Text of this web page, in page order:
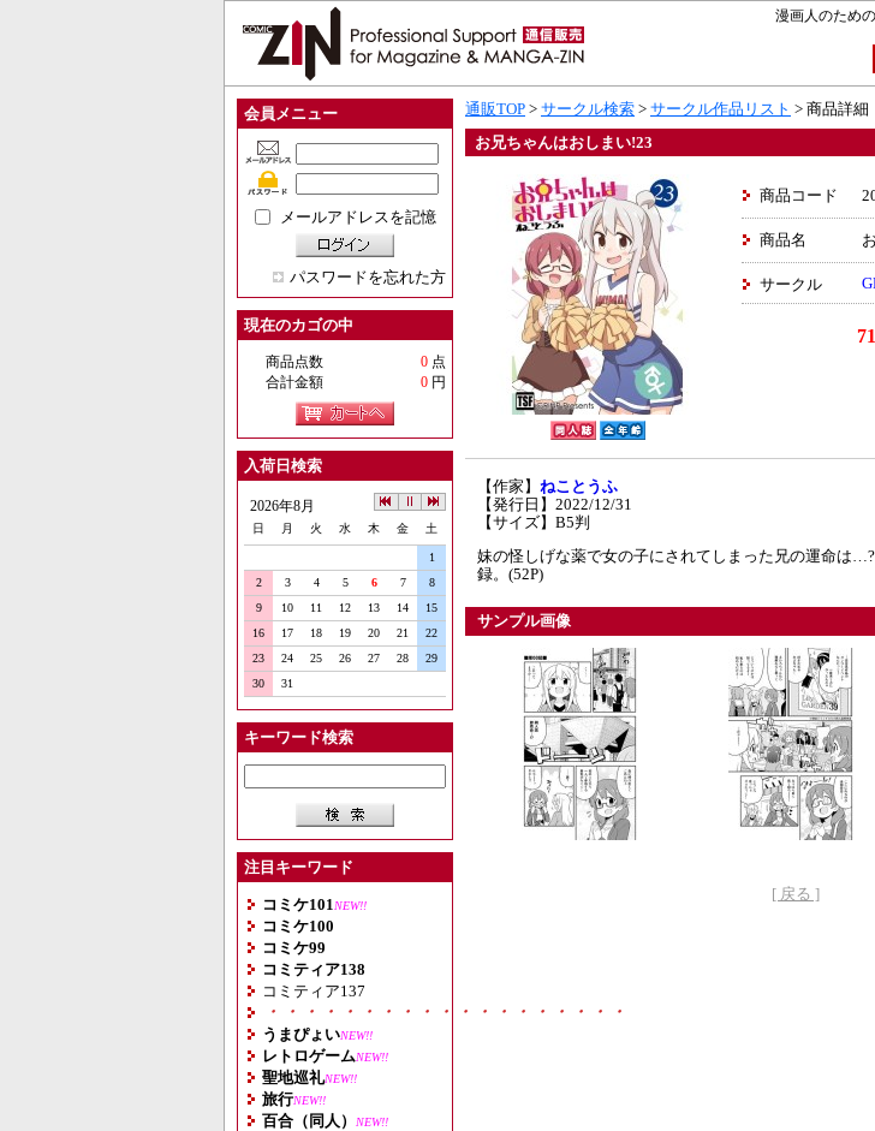
漫画人のため
会員メニュー
メールアドレスを記憶
パスワードを忘れた方
現在のカゴの中
商品点数 0 点
合計金額
0 円
入荷日検索
2026年8月
日 月 火 水 木 金 土
1
2
3 4 5 6 7
8
9
10 11 12 13 14
15
16
17 18 19 20 21
22
23
24 25 26 27 28
29
30
31
キーワード検索
注目キーワード
コミケ101 NEW!!
コミケ100
コミケ99
コミティア138
コミティア137
・・・・・・・・・・・・・・・・・・・
うまぴょいNEW!!
レトロゲームNEW!!
聖地巡礼NEW!!
旅行NEW!!
百合（同人） NEW!!
通販TOP > サークル検索 > サークル作品リスト > 商品詳細
お兄ちゃんはおしまい!23
商品コード
商品名
サークル
【作家】 ねことうふ
【発行日】2022/12/31
【サイズ】B5判
妹の怪しげな薬で女の子にされてしまった兄の運命は
録。(52P)
サンプル画像
[ 戻る ]